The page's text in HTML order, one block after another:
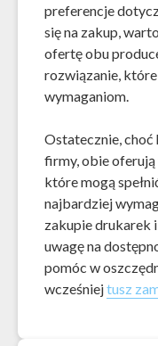
preferencje
się na zakup,
ofertę obu
rozwiązanie,
wymaganiom.
Ostatecznie, choć
firmy, obie
które mogą
najbardziej
zakupie drukarek
uwagę na
pomóc w
wcześniejtusz